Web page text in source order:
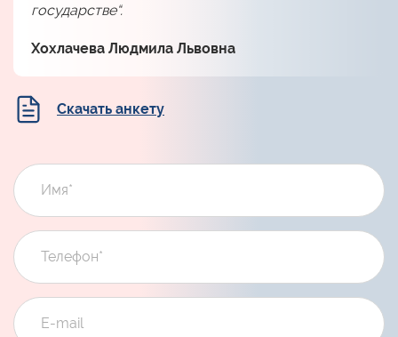
государстве“.
Хохлачева Людмила Львовна
Скачать анкету